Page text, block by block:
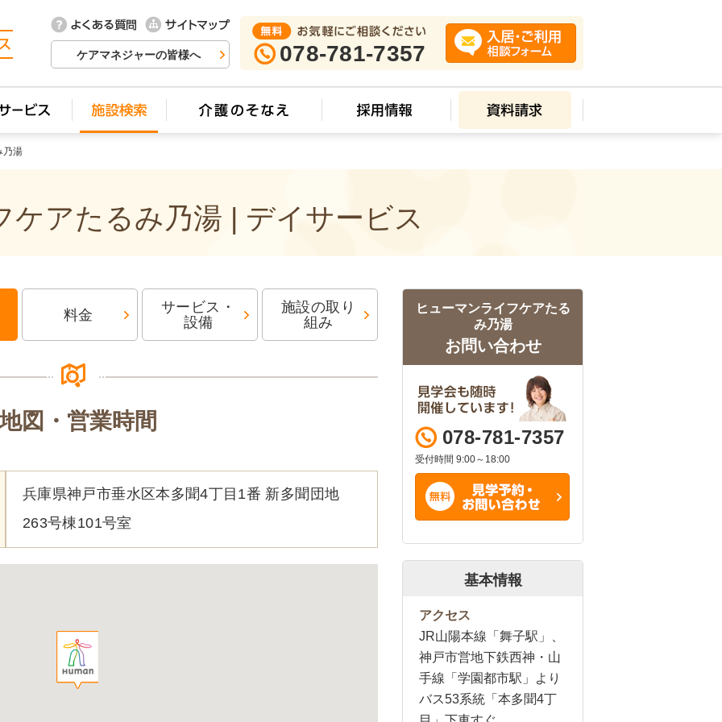
ケアマネジャーの皆様へ 078-781-7357
乃湯
ケアたるみ乃湯 | デイサービス
料金
サービス・
設備
施設の取り
組み
図・営業時間
兵庫県神戸市垂水区本多聞4丁目1番 新多聞団地
263号棟101号室
ヒューマンライフケアたる
み乃湯
お問い合わせ
078-781-7357
受付時間 9:00～18:00
基本情報
アクセス
JR山陽本線「舞子駅」、
神戸市営地下鉄西神・山
手線「学園都市駅」より
バス53系統「本多聞4丁